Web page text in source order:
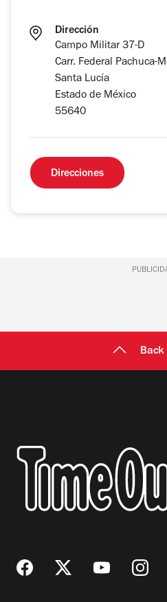
Dirección
Campo Militar 37-D
Carr. Federal Pachuca-
Santa Lucía
Estado de México
55640
Direcciones
Back